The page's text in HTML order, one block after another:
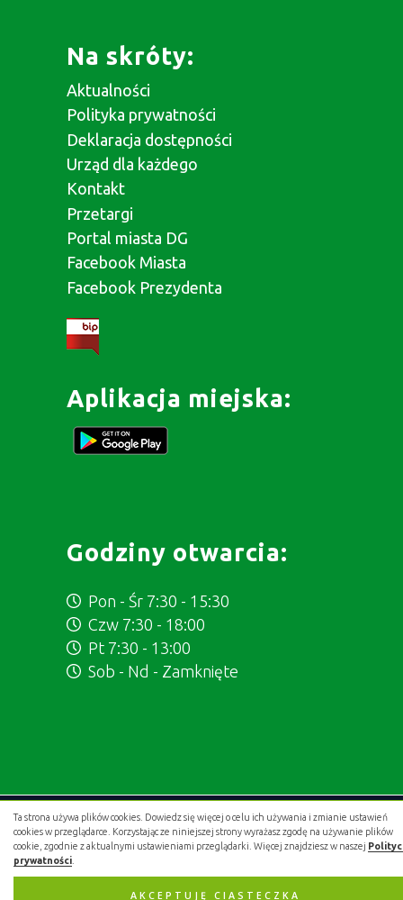
Ta strona używa plików cookies. Dowiedz się więcej o celu ich używania i zmianie ustawień
cookies w przeglądarce. Korzystając ze niniejszej strony wyrażasz zgodę na używanie plików
cookie, zgodnie z aktualnymi ustawieniami przeglądarki. Więcej znajdziesz w naszej
prywatności
AKCEPTUJĘ CIASTECZKA
Na skróty:
Aktualności
Polityka prywatności
Deklaracja dostępności
Urząd dla każdego
Kontakt
Przetargi
Portal miasta DG
Facebook Miasta
Facebook Prezydenta
Aplikacja miejska:
Godziny otwarcia:
Pon - Śr 7:30 - 15:30
Czw 7:30 - 18:00
Pt 7:30 - 13:00
Sob - Nd - Zamknięte
Projekt i wykonanie:.gold studio digital